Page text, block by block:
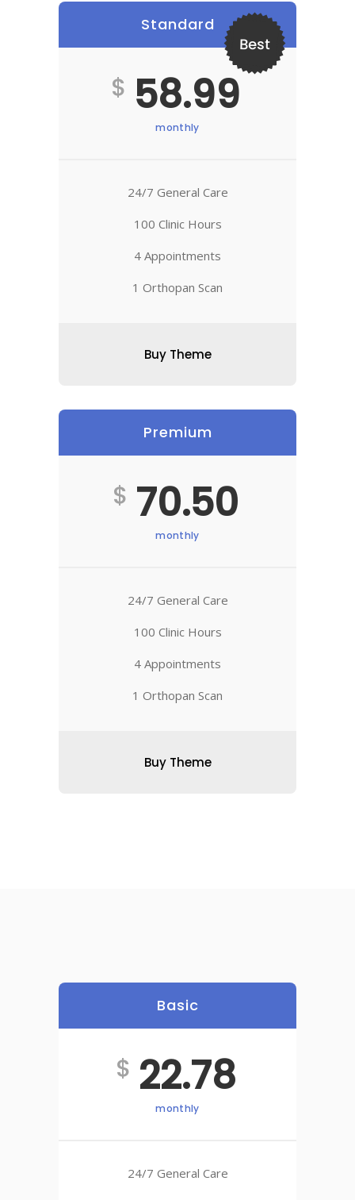
Best
Standard
$ 58.99
monthly
24/7 General Care
100 Clinic Hours
4 Appointments
1 Orthopan Scan
Buy Theme
Premium
$ 70.50
monthly
24/7 General Care
100 Clinic Hours
4 Appointments
1 Orthopan Scan
Buy Theme
Basic
$ 22.78
monthly
24/7 General Care